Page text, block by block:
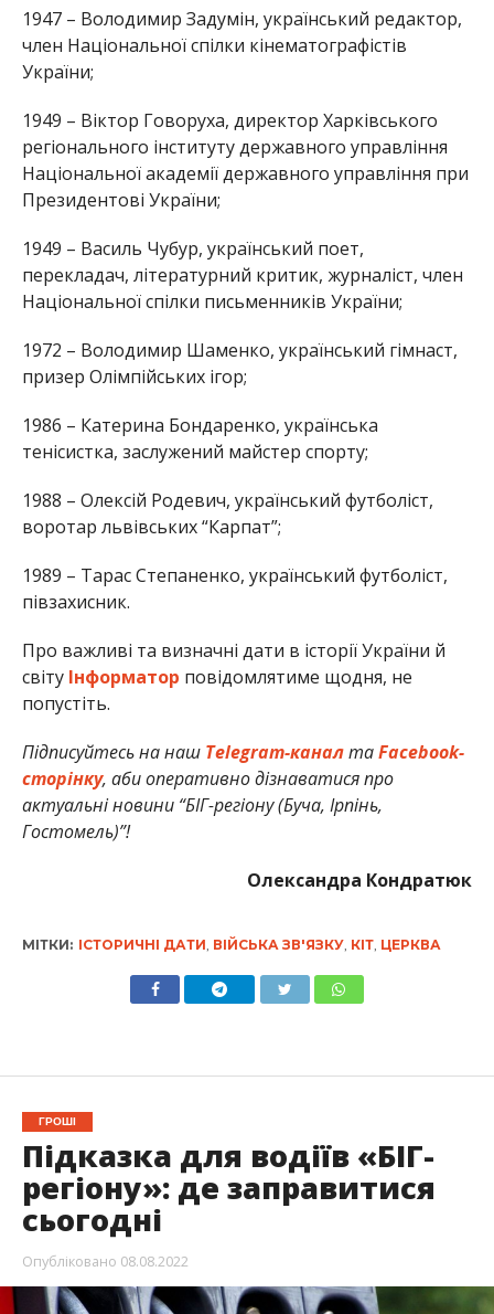
1947 – Володимир Задумін, український редактор,
член Національної спілки кінематографістів
України;
1949 – Віктор Говоруха, директор Харківського
регіонального інституту державного управління
Національної академії державного управління при
Президентові України;
1949 – Василь Чубур, український поет,
перекладач, літературний критик, журналіст, член
Національної спілки письменників України;
1972 – Володимир Шаменко, український гімнаст,
призер Олімпійських ігор;
1986 – Катерина Бондаренко, українська
тенісистка, заслужений майстер спорту;
1988 – Олексій Родевич, український футболіст,
воротар львівських “Карпат”;
1989 – Тарас Степаненко, український футболіст,
півзахисник.
Про важливі та визначні дати в історії України й
світу Інформатор повідомлятиме щодня, не
попустіть.
Підписуйтесь на наш Telegram-каналтаFacebook-
сторінку, аби оперативно дізнаватися про
актуальні новини “БІГ-регіону (Буча, Ірпінь,
Гостомель)”!
Олександра Кондратюк
МІТКИ: ІСТОРИЧНІ ДАТИ, ВІЙСЬКА ЗВ'ЯЗКУ, КІТ, ЦЕРКВА
ГРОШІ
Підказка для водіїв «БІГ-
регіону»: де заправитися
сьогодні
Опубліковано 08.08.2022